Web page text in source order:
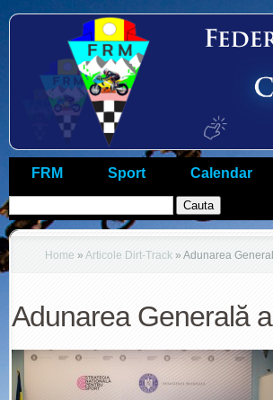
FRM Sport Calendar
Home » Articole Dirt-Track » Adunarea
Adunarea Generală